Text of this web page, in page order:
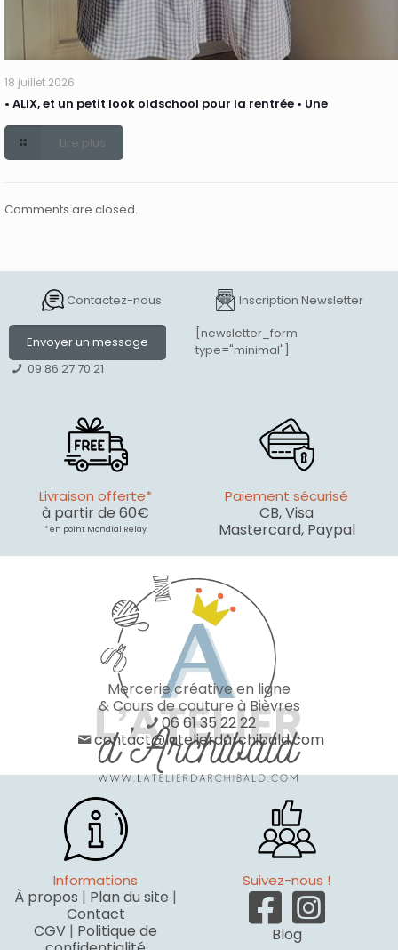
18 juillet 2026
• ALIX, et un petit look oldschool pour la rentrée • Une
Lire plus
Comments are closed.
Contactez-nous
Envoyer un message
09 86 27 70 21
Inscription Newsletter
[newsletter_form
type="minimal"]
Livraison offerte*
à partir de 60€
* en point Mondial Relay
Paiement sécurisé
CB, Visa
Mastercard, Paypal
Mercerie créative en ligne
& Cours de couture à Bièvres
06 61 35 22 22
contact@latelierdarchibald.com
Informations
À propos | Plan du site |
Contact
CGV | Politique de
Suivez-nous !
Blog